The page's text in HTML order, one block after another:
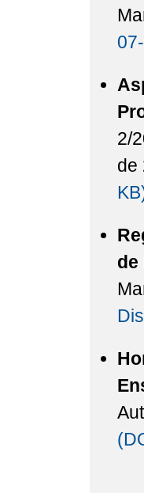
2/
de
de